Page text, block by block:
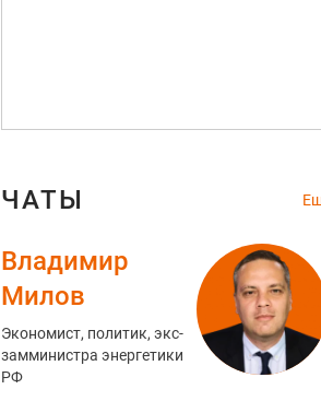
ЧАТЫ
Владимир
Милов
Экономист, политик, экс-
замминистра энергетики
РФ